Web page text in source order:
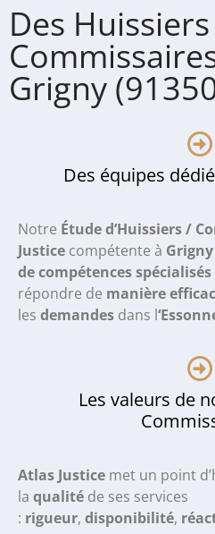
Des
Grigny
Des équipes
Notre Étude d’Huissiers /
Justice compétente à Grigny
de compétences spécialisés
répondre de manière
les demandes dans l
Les valeurs de
Atlas Justice met un point
la qualité de ses services
: rigueur, disponibilité,